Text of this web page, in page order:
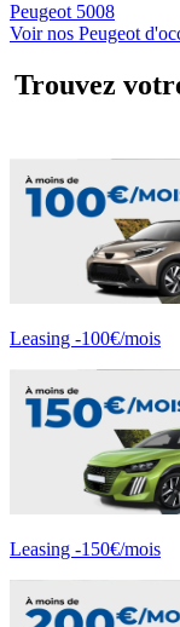
Peugeot 5008
Voir nos Peugeot
Trouvez
Leasing -100€/mois
Leasing -150€/mois